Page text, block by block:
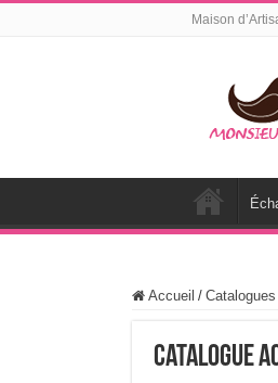
Maison
Accueil / Catalogues
Catalogue